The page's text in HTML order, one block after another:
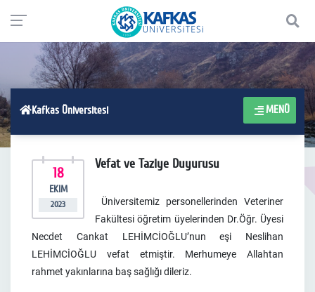
Kafkas Üniversitesi MENÜ
18
EKIM
2023
Vefat ve Taziye Duyurusu
Üniversitemiz personellerinden Veteriner
Fakültesi öğretim üyelerinden Dr.Öğr. Üyesi
Necdet Cankat LEHİMCİOĞLU’nun eşi Neslihan
LEHİMCİOĞLU vefat etmiştir. Merhumeye Allahtan
rahmet yakınlarına baş sağlığı dileriz.